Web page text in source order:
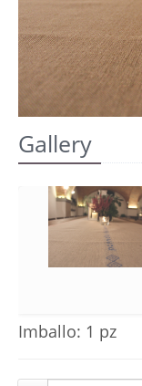
REGISTRATI
Gallery
Imballo: 1 pz